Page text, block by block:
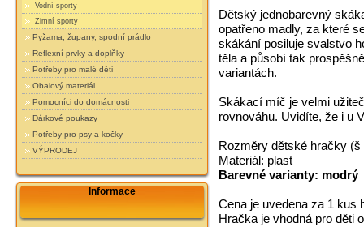
Vodní sporty
Zimní sporty
Pyžama, župany, spodní prádlo
Reflexní prvky a doplňky
Potřeby pro malé děti
Obalový materiál
Pomocníci do domácnosti
Dárkové poukazy
Potřeby pro psy a kočky
VÝPRODEJ
Informace
Dětský jednobarevný
opatřeno madly, za které
skákání posiluje svalstvo
těla a působí tak
variantách.
Skákací míč je velmi
rovnováhu. Uvidíte, že i u
Rozměry dětské hračky
Materiál: plast
Barevné varianty: modrý
Cena je uvedena za 1 kus
Hračka je vhodná pro děti